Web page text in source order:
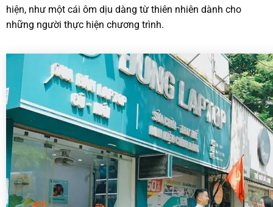
hiện, như một cái ôm dịu dàng từ thiên nhiên dành cho
những người thực hiện chương trình.